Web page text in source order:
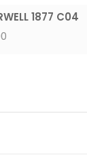
1877 C04